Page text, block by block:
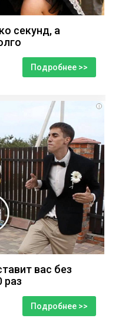
секунд, а
Подробнее >>
i
вас без
раз
Подробнее >>